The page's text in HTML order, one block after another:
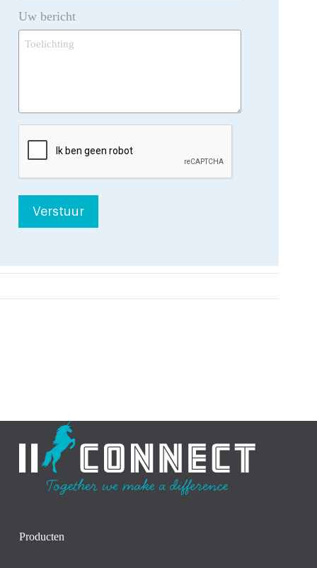
Uw bericht
CAPTCHA
Producten